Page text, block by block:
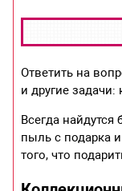
Ответить на
и другие
Всегда
пыль с подарка
того, что